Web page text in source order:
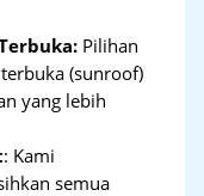
Pilihan
(sunroof)
yang lebih
: Kami
semua